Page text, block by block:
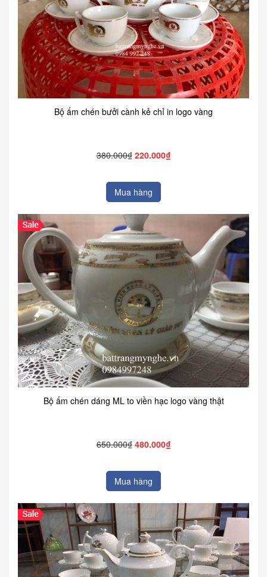
Bộ ấm chén bưởi cành kẻ chỉ in logo vàng
380.000₫ 220.000₫
Mua hàng
Bộ ấm chén dáng ML to viền hạc logo vàng thật
650.000₫ 480.000₫
Mua hàng